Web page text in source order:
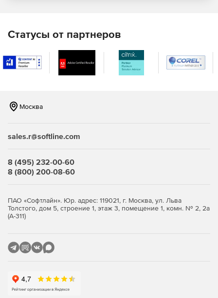
Статусы от партнеров
Москва
sales.r@softline.com
8 (495) 232-00-60
8 (800) 200-08-60
ПАО «Софтлайн». Юр. адрес: 119021, г. Москва, ул. Льва
Толстого, дом 5, строение 1, этаж 3, помещение 1, комн. № 2, 2а
(А-311)